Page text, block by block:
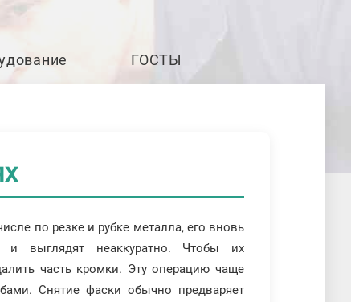
ГОСТЫ
по резке и рубке металла, его вновь
и выглядят неаккуратно. Чтобы их
часть кромки. Эту операцию чаще
Снятие фаски обычно предваряет